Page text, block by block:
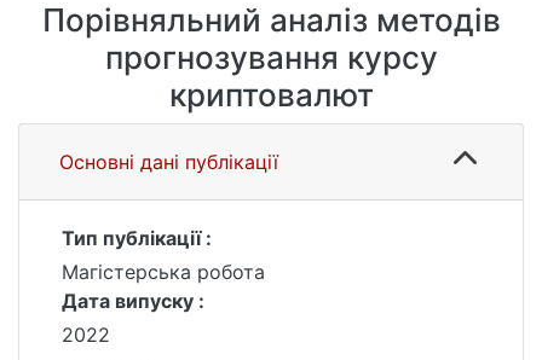
Порівняльний аналіз методів
прогнозування курсу
криптовалют
Основні дані публікації
Тип публікації :
Магістерська робота
Дата випуску :
2022